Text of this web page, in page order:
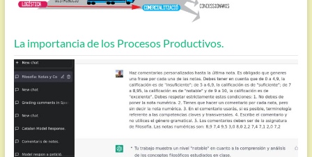
La importancia de los Procesos Productivos.